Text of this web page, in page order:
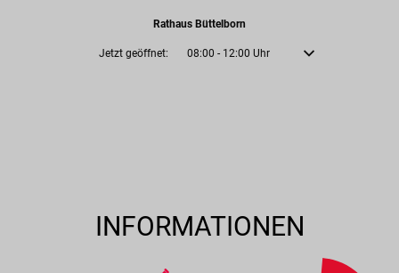
Rathaus Büttelborn
Klicken, um weitere Öffnungs- oder Schließzeiten auszublenden
Jetzt geöffnet: 08:00 - 12:00 Uhr Von 08:00 bis 12:00
INFORMATIONEN